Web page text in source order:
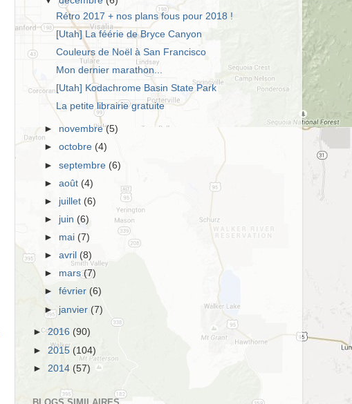
Rétro 2017 + nos plans fous pour 2018 !
[Utah] La féérie de Bryce Canyon
Couleurs de Noël à San Francisco
Mon dernier marathon...
[Utah] Kodachrome Basin State Park
La petite librairie gratuite
► novembre(5)
►octobre (4)
►septembre (6)
►août (4)
► juillet (6)
► juin(6)
► mai (7)
►avril (8)
► mars(7)
►février (6)
► janvier(7)
►2016 (90)
► 2015 (104)
► 2014 (57)